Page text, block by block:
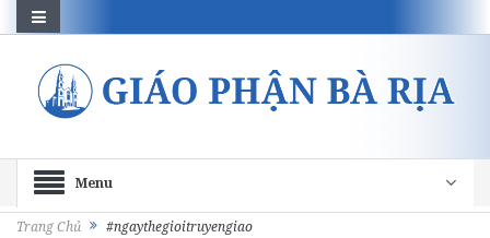
Menu
Trang Chủ #ngaythegioitruyengiao